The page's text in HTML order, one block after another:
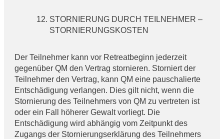
STORNIERUNG DURCH TEILNEHMER –
STORNIERUNGSKOSTEN
Der Teilnehmer kann vor Retreatbeginn jederzeit
gegenüber QM den Vertrag stornieren. Storniert der
Teilnehmer den Vertrag, kann QM eine pauschalierte
Entschädigung verlangen. Dies gilt nicht, wenn die
Stornierung des Teilnehmers von QM zu vertreten ist
oder ein Fall höherer Gewalt vorliegt. Die
Entschädigung wird abhängig vom Zeitpunkt des
Zugangs der Stornierungserklärung des Teilnehmers